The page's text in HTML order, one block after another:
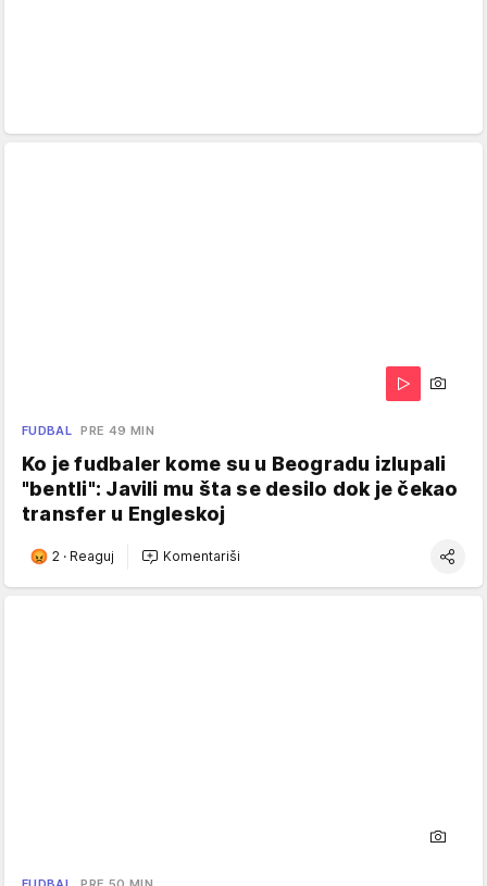
FUDBAL PRE 49 MIN
Ko je fudbaler kome su u Beogradu izlupali
"bentli": Javili mu šta se desilo dok je čekao
transfer u Engleskoj
2 · Reaguj Komentariši